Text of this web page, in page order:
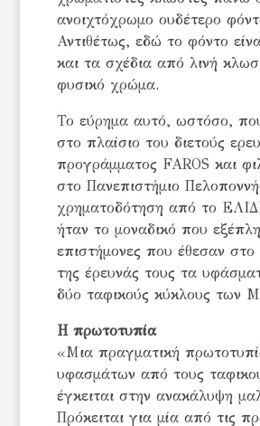
ανοιχτόχρωμο ουδέτερο
Αντιθέτως, εδώ το φόντο
και τα σχέδια από λινή
φυσικό χρώμα.
Το εύρημα αυτό, ωστόσο,
στο πλαίσιο του διετούς
προγράμματος FAROS και
στο Πανεπιστήμιο
χρηματοδότηση από το
ήταν το μοναδικό που
επιστήμονες που έθεσαν στο
της έρευνάς τους τα
δύο ταφικούς κύκλους των
Η πρωτοτυπία
«Μια πραγματική
υφασμάτων από τους
έγκειται στην ανακάλυψη
Πρόκειται για μία από τις